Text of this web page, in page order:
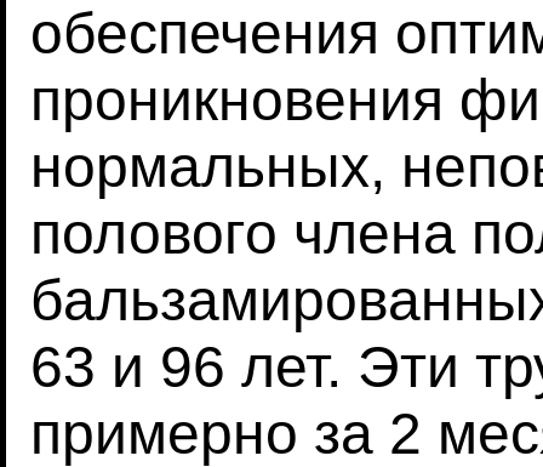
обеспечения
проникновения
нормальных,
полового члена
63 и 96 лет. Эти
примерно за 2